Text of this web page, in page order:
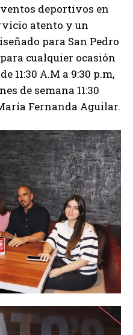
deportivos en
atento y un
para San Pedro
cualquier ocasión
11:30 A.M a 9:30 p.m,
de semana 11:30
Fernanda Aguilar.